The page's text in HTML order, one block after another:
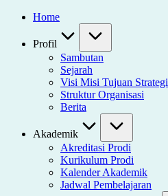
Home
Profil
Sambutan
Sejarah
Visi Misi Tujuan Strategi
Struktur Organisasi
Berita
Akademik
Akreditasi Prodi
Kurikulum Prodi
Kalender Akademik
Jadwal Pembelajaran